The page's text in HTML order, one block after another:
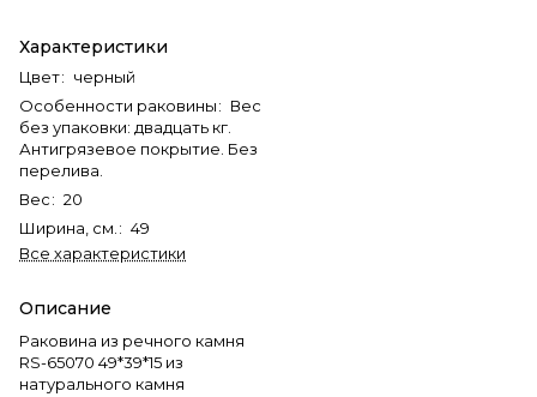
Характеристики
Цвет: черный
Особенности раковины: Вес
без упаковки: двадцать кг.
Антигрязевое покрытие. Без
перелива.
Вес: 20
Ширина, см. : 49
Все характеристики
Описание
Раковина из речного камня
RS-65070 49*39*15 из
натурального камня